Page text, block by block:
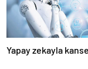
Yapay zekayla